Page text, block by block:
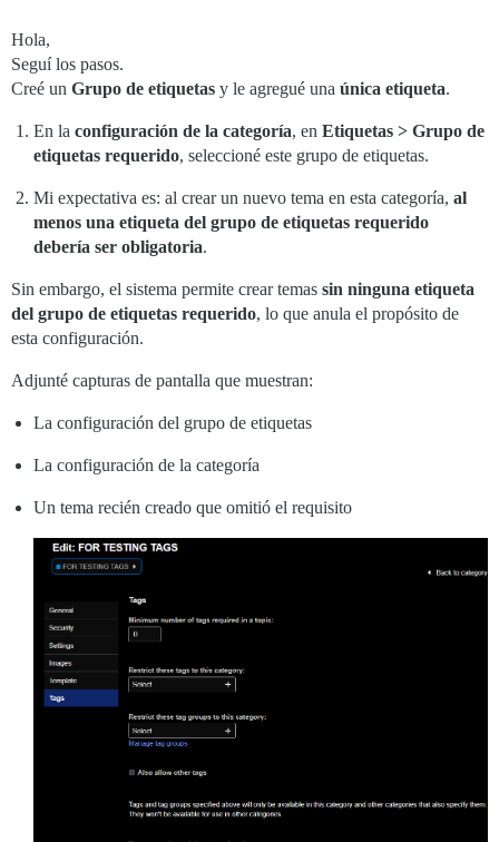
Hola,
Seguí los pasos.
Creé un Grupo de etiquetas y le agregué una única etiqueta.
En la configuración de la categoría, en Etiquetas > Grupo de
etiquetas requerido, seleccioné este grupo de etiquetas.
Mi expectativa es: al crear un nuevo tema en esta categoría, al
menos una etiqueta del grupo de etiquetas requerido
debería ser obligatoria.
Sin embargo, el sistema permite crear temas sin ninguna etiqueta
del grupo de etiquetas requerido, lo que anula el propósito de
esta configuración.
Adjunté capturas de pantalla que muestran:
La configuración del grupo de etiquetas
La configuración de la categoría
Un tema recién creado que omitió el requisito